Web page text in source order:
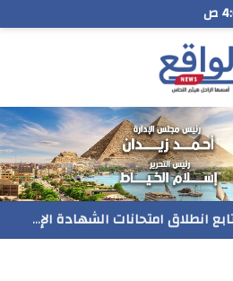
مدير تعليم البحر الاحمر يتابع انطلاق امتحانات الشهادة الإعدادية ويؤكد: الانضباط